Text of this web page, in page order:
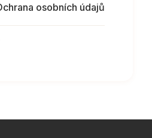
osobních údajů